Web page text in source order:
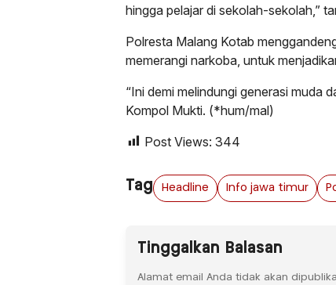
hingga pelajar di sekolah-sekolah,”
Polresta Malang Kotab
memerangi narkoba, untuk
“Ini demi melindungi generasi muda
Kompol Mukti. (*hum/mal)
Post Views: 344
Tag Headline Info jawa timur
Tinggalkan Balasan
Alamat email Anda tidak akan